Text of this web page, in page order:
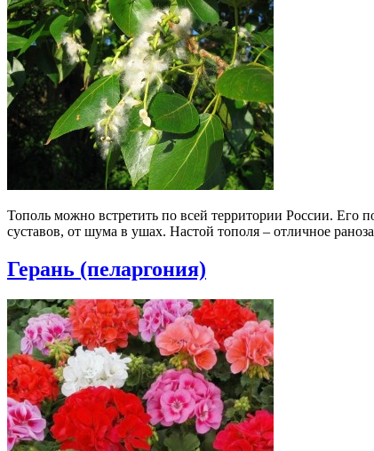
Тополь можно встретить по всей территории России.
суставов, от шума в ушах. Настой тополя – отличное
Герань (пеларгония)